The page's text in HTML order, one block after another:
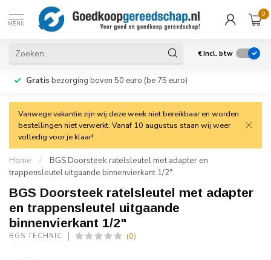
MENU
0
€Incl. btw
Gratis bezorging boven 50 euro (be 75 euro)
Vanwege vakantie zijn wij deze week niet bereikbaar en worden
bestellingen niet verwerkt. Vanaf 10 augustus staan wij weer
volledig voor je klaar!
Home /
BGS Doorsteek ratelsleutel met adapter en
trappensleutel uitgaande binnenvierkant 1/2"
BGS Doorsteek ratelsleutel met adapter
en trappensleutel uitgaande
binnenvierkant 1/2"
BGS TECHNIC (0)